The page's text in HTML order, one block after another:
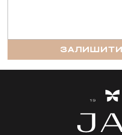
ЗАЛИШИТИ